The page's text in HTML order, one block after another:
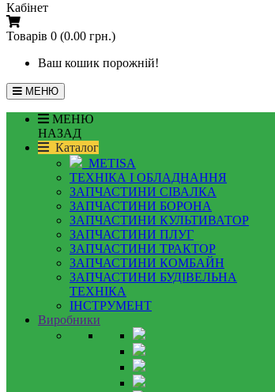
Кабінет
Товарів 0 (0.00 грн.)
Ваш кошик порожній!
МЕНЮ
МЕНЮ
НАЗАД
Каталог
METISA
ТЕХНІКА І ОБЛАДНАННЯ
ЗАПЧАСТИНИ СІВАЛКА
ЗАПЧАСТИНИ БОРОНА
ЗАПЧАСТИНИ КУЛЬТИВАТОР
ЗАПЧАСТИНИ ПЛУГ
ЗАПЧАСТИНИ ТРАКТОР
ЗАПЧАСТИНИ КОМБАЙН
ЗАПЧАСТИНИ БУДІВЕЛЬНА
ТЕХНІКА
ІНСТРУМЕНТ
Виробники